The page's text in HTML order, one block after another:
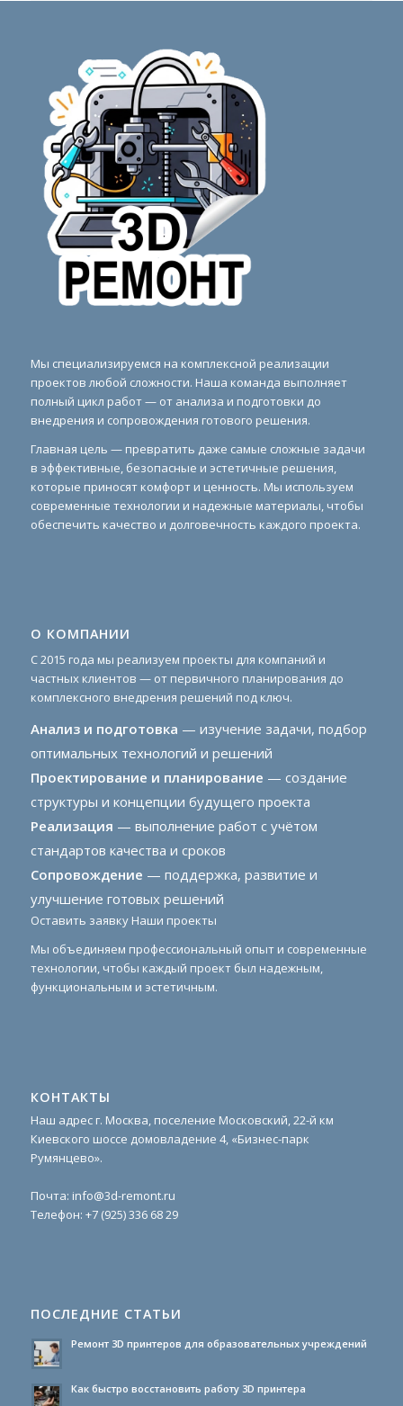
Мы специализируемся на комплексной реализации
проектов любой сложности. Наша команда выполняет
полный цикл работ — от анализа и подготовки до
внедрения и сопровождения готового решения.
Главная цель — превратить даже самые сложные задачи
в эффективные, безопасные и эстетичные решения,
которые приносят комфорт и ценность. Мы используем
современные технологии и надежные материалы, чтобы
обеспечить качество и долговечность каждого проекта.
О КОМПАНИИ
С 2015 года мы реализуем проекты для компаний и
частных клиентов — от первичного планирования до
комплексного внедрения решений под ключ.
Анализ и подготовка — изучение задачи, подбор
оптимальных технологий и решений
Проектирование и планирование — создание
структуры и концепции будущего проекта
Реализация — выполнение работ с учётом
стандартов качества и сроков
Сопровождение — поддержка, развитие и
улучшение готовых решений
Оставить заявку Наши проекты
Мы объединяем профессиональный опыт и современные
технологии, чтобы каждый проект был надежным,
функциональным и эстетичным.
КОНТАКТЫ
Наш адрес г. Москва, поселение Московский, 22-й км
Киевского шоссе домовладение 4, «Бизнес-парк
Румянцево».
Почта: info@3d-remont.ru
Телефон: +7 (925) 336 68 29
ПОСЛЕДНИЕ СТАТЬИ
Ремонт 3D принтеров для образовательных учреждений
Как быстро восстановить работу 3D принтера